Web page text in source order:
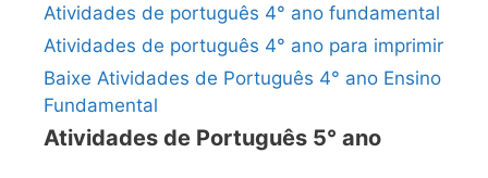
Atividades de português 4° ano fundamental
Atividades de português 4° ano para imprimir
Baixe Atividades de Português 4° ano Ensino
Fundamental
Atividades de Português 5° ano